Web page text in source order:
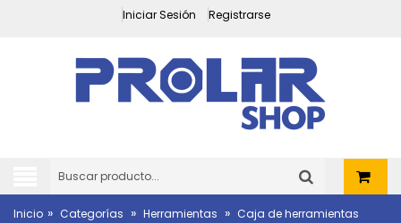
Iniciar Sesión Registrarse
Inicio » Categorías » Herramientas » Caja de herramientas